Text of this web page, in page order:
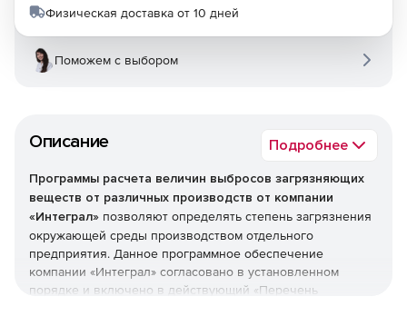
Описание Подробнее
Программы расчета величин выбросов загрязняющих
веществ от различных производств от компании
«Интеграл» позволяют определять степень загрязнения
окружающей среды производством отдельного
предприятия. Данное программное обеспечение
компании «Интеграл» согласовано в установленном
порядке и включено в действующий «Перечень
Физическая доставка от 10 дней
Поможем с выбором